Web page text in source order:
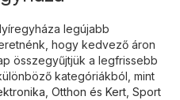
legújabb
hogy kedvező áron
összegyűjtjük a legfrissebb
kategóriákból, mint
Otthon és Kert Sport